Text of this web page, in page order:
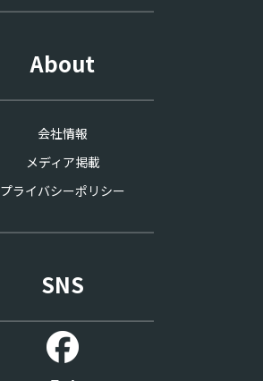
About
会社情報
メディア掲載
プライバシーポリシー
SNS